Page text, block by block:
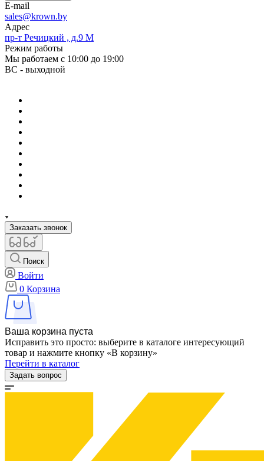
E-mail
sales@krown.by
Адрес
пр-т Речицкий , д.9 М
Режим работы
Мы работаем с 10:00 до 19:00
ВС - выходной
Заказать звонок
Поиск
Войти
0 Корзина
Ваша корзина пуста
Исправить это просто: выберите в каталоге интересующий
товар и нажмите кнопку «В корзину»
Перейти в каталог
Задать вопрос